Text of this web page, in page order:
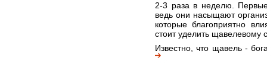
2-3 раза в неделю.
ведь они насыщают
которые благоприятно
стоит уделить щавелевому
Известно, что щавель -